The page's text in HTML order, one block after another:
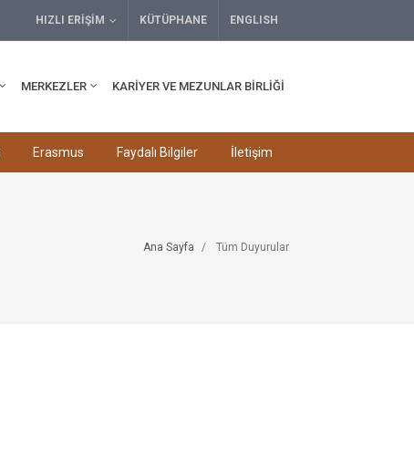
HIZLI ERIŞIM KÜTÜPHANE ENGLISH
MERKEZLER KARIYER VE MEZUNLAR BIRLIĞI
Erasmus Faydalı Bilgiler İletişim
Ana Sayfa Tüm Duyurular